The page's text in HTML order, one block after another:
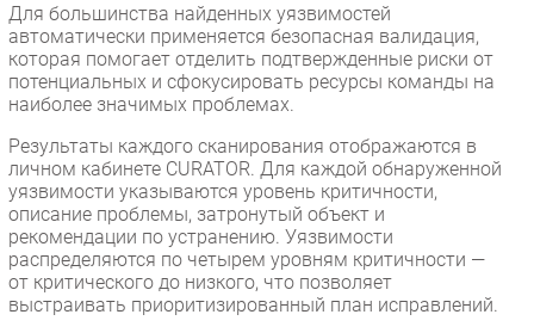
Для большинства найденных уязвимостей
автоматически применяется безопасная валидация,
которая помогает отделить подтвержденные риски от
потенциальных и сфокусировать ресурсы команды на
наиболее значимых проблемах.
Результаты каждого сканирования отображаются в
личном кабинете CURATOR. Для каждой обнаруженной
уязвимости указываются уровень критичности,
описание проблемы, затронутый объект и
рекомендации по устранению. Уязвимости
распределяются по четырем уровням критичности —
от критического до низкого, что позволяет
выстраивать приоритизированный план исправлений.